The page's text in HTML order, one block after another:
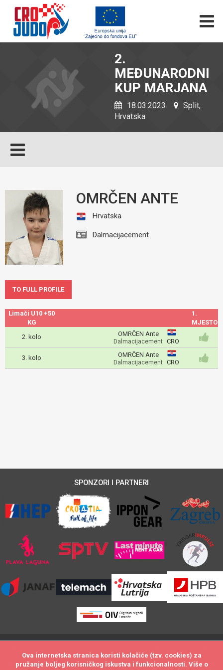
2.
MEĐUNARODNI
KUP MARJANA
18.03.2023
Split,
Hrvatska
OMRČEN ANTE
Hrvatska
Dalmacijacement
TO FULL PROFILE
Limači U10 +50
KG
1.
MJESTO
2. kolo
OMRČEN Ante
Dalmacijacement CRO
3. kolo OMRČEN Ante
Dalmacijacement CRO
Ova internetska stranica koristi kolačiće (tzv. cookies) za
pružanje boljeg korisničkog iskustva i funkcionalnosti. Više o
SPONZORI I PARTNERI
kopiranje i neovlašteno preuzimanje sadržaja biti će utuženo po zakonu o
Ova internetska stranica koristi kolačiće (tzv. cookies) za
pružanje boljeg korisničkog iskustva i funkcionalnosti. Više o